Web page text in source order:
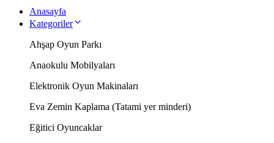
Anasayfa
Kategoriler
Ahşap Oyun Parkı
Anaokulu Mobilyaları
Elektronik Oyun Makinaları
Eva Zemin Kaplama (Tatami yer minderi)
Eğitici Oyuncaklar